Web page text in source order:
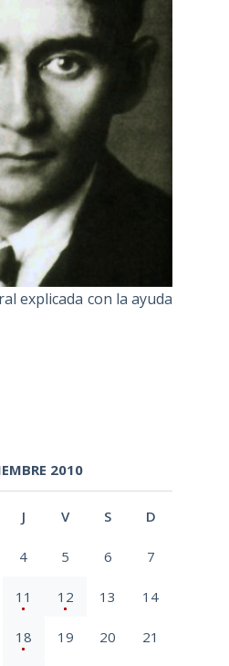
explicada con la ayuda
2010
J V S D
4 5 6 7
11 12 13 14
18 19 20 21